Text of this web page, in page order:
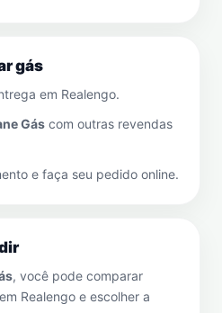
gás
em Realengo.
Gás com outras revendas
e faça seu pedido online.
, você pode comparar
Realengo e escolher a